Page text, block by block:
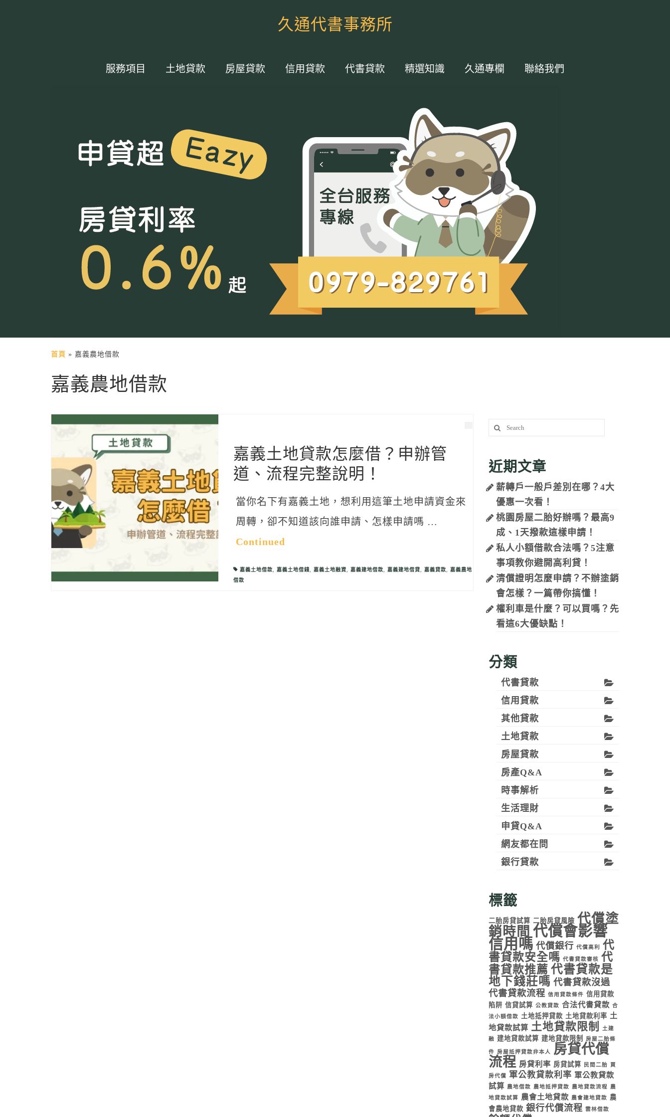
久通代書事務所
服務項目 土地貸款 房屋貸款 信用貸款 代書貸款 精選知識 久通專欄 聯絡我們
首頁 » 嘉義農地借款
嘉義農地借款
嘉義土地貸款怎麼借？申辦管
道、流程完整說明！
當你名下有嘉義土地，想利用這筆土地申請資金來
周轉，卻不知道該向誰申請、怎樣申請嗎 …
Continued
嘉義土地借款, 嘉義土地借錢, 嘉義土地融資, 嘉義建地借款, 嘉義建地借貸, 嘉義貸款, 嘉義農地
借款
Search
for:
近期文章
薪轉戶一般戶差別在哪？4大
優惠一次看！
桃園房屋二胎好辦嗎？最高9
成、1天撥款這樣申請！
私人小額借款合法嗎？5注意
事項教你避開高利貸！
清償證明怎麼申請？不辦塗銷
會怎樣？一篇帶你搞懂！
權利車是什麼？可以買嗎？先
看這6大優缺點！
分類
代書貸款
信用貸款
其他貸款
土地貸款
房屋貸款
房產Q&A
時事解析
生活理財
申貸Q&A
網友都在問
銀行貸款
標籤
二胎房貸試算 二胎房貸風險 代償塗
銷時間 代償會影響
信用嗎 代償銀行 代償高利
代
書貸款安全嗎 代書貸款審核 代
書貸款推薦 代書貸款是
地下錢莊嗎 代書貸款沒過
代書貸款流程 信用貸款條件 信用貸款
陷阱 信貸試算 公教貸款 合法代書貸款 合
法小額借款 土地抵押貸款 土地貸款利率 土
地貸款試算 土地貸款限制
土建
融
建地貸款試算 建地貸款限制 房屋二胎條
件 房屋抵押貸款非本人
房貸代償
流程 房貸利率 房貸試算 民間二胎
買
房代償
軍公教貸款利率 軍公教貸款
試算
農地借款 農地抵押貸款 農地貸款流程
農
地貸款試算
農會土地貸款 農會建地貸款
農
會農地貸款 銀行代償流程 雲林借款